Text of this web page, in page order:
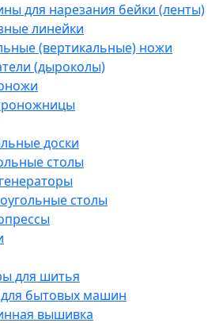
для нарезания бейки (ленты)
линейки
(вертикальные) ножи
(дыроколы)
доски
столы
столы
для шитья
бытовых машин
вышивка